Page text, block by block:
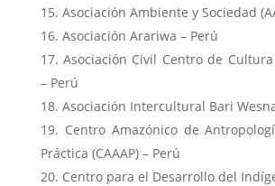
Asociación Ambiente y Sociedad
Asociación Arariwa – Perú
Asociación Civil Centro de
– Perú
Asociación Intercultural Bari
Centro Amazónico de
Práctica (CAAAP) – Perú
Centro para el Desarrollo del